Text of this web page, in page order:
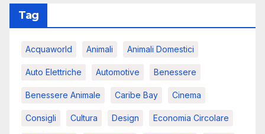
Tag
Acquaworld Animali Animali Domestici
Auto Elettriche Automotive Benessere
Benessere Animale Caribe Bay Cinema
Consigli Cultura Design Economia Circolare